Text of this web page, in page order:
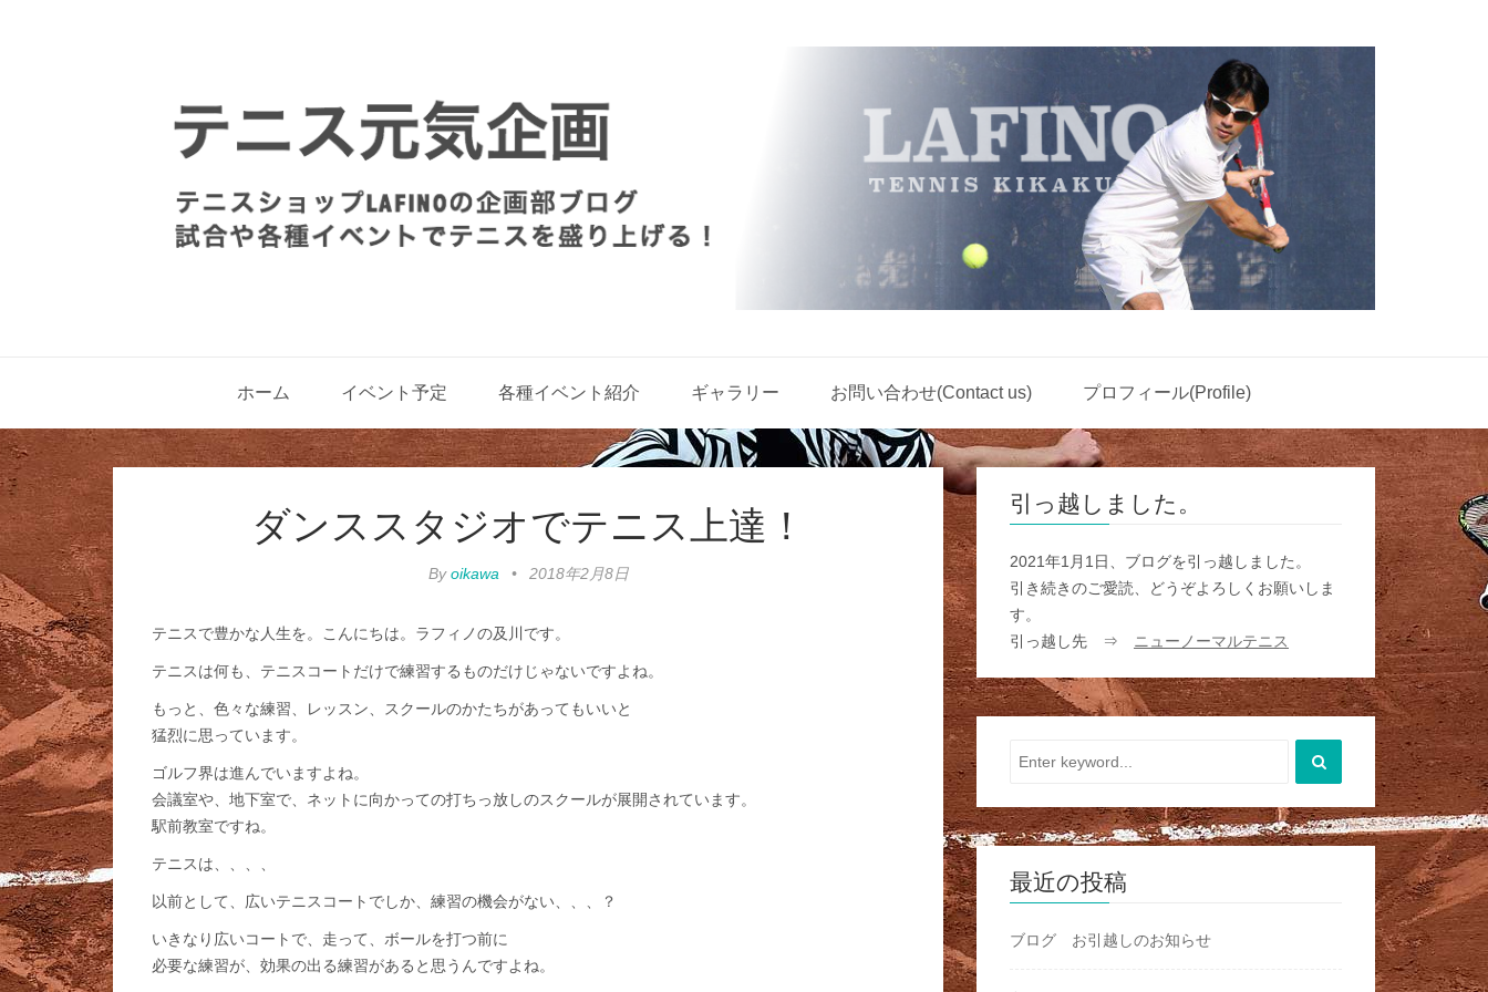
ホーム イベント予定 各種イベント紹介 ギャラリー お問い合わせ(Contact us) プロフィール(Profile)
ダンススタジオでテニス上達！
Byoikawa • 2018年2月8日
テニスで豊かな人生を。こんにちは。ラフィノの及川です。
テニスは何も、テニスコートだけで練習するものだけじゃないですよね。
もっと、色々な練習、レッスン、スクールのかたちがあってもいいと
猛烈に思っています。
ゴルフ界は進んでいますよね。
会議室や、地下室で、ネットに向かっての打ちっ放しのスクールが展開されています。
駅前教室ですね。
テニスは、、、、
以前として、広いテニスコートでしか、練習の機会がない、、、？
いきなり広いコートで、走って、ボールを打つ前に
必要な練習が、効果の出る練習があると思うんですよね。
引っ越しました。
2021年1月1日、ブログを引っ越しました。
引き続きのご愛読、どうぞよろしくお願いしま
す。
引っ越し先 ⇒
ニューノーマルテニス
最近の投稿
ブログ お引越しのお知らせ